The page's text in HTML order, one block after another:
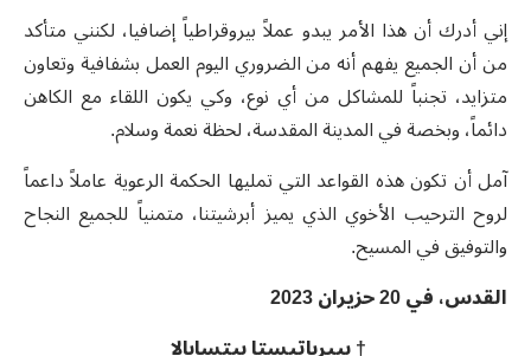
إني أدرك أن هذا الأمر يبدو عملاً بيروقراطياً إضافيا، لكنني متأكد
من أن الجميع يفهم أنه من الضروري اليوم العمل بشفافية وتعاون
متزايد، تجنباً للمشاكل من أي نوع، وكي يكون اللقاء مع الكاهن
دائماً، وبخصة في المدينة المقدسة، لحظة نعمة وسلام.
آمل أن تكون هذه القواعد التي تمليها الحكمة الرعوية عاملاً داعماً
لروح الترحيب الأخوي الذي يميز أبرشيتنا، متمنياً للجميع النجاح
والتوفيق في المسيح.
القدس، في 20 حزيران 2023